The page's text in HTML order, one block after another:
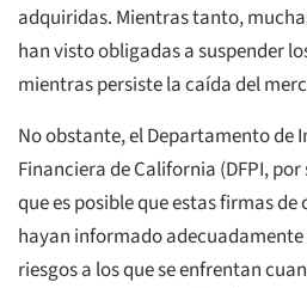
adquiridas. Mientras tanto,
han visto obligadas a suspender
mientras persiste la caída del
No obstante, el Departamento de
Financiera de California (DFPI,
que es posible que estas firmas
hayan informado adecuadamente
riesgos a los que se enfrentan